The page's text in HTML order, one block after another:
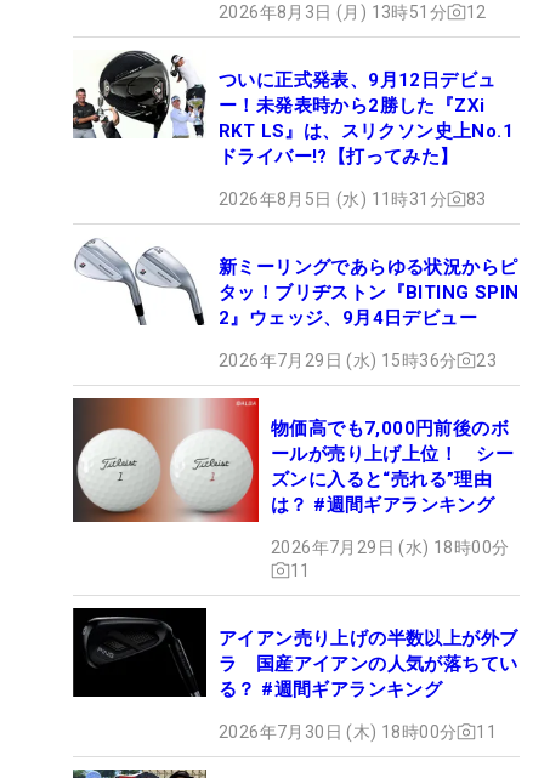
2026年8月3日 (月) 13時51分 12
ついに正式発表、9月12日デビュ
ー！未発表時から2勝した『ZXi
RKT LS』は、スリクソン史上No.1
ドライバー!?【打ってみた】
2026年8月5日 (水) 11時31分 83
新ミーリングであらゆる状況からピ
タッ！ブリヂストン『BITING SPIN
2』ウェッジ、9月4日デビュー
2026年7月29日 (水) 15時36分 23
物価高でも7,000円前後のボ
ールが売り上げ上位！ シー
ズンに入ると“売れる”理由
は？ #週間ギアランキング
2026年7月29日 (水) 18時00分
11
アイアン売り上げの半数以上が外ブ
ラ 国産アイアンの人気が落ちてい
る？ #週間ギアランキング
2026年7月30日 (木) 18時00分 11